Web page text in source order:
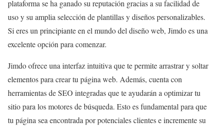
plataforma se ha ganado su reputación gracias a su facilidad de
uso y su amplia selección de plantillas y diseños personalizables.
Si eres un principiante en el mundo del diseño web, Jimdo es una
excelente opción para comenzar.
Jimdo ofrece una interfaz intuitiva que te permite arrastrar y soltar
elementos para crear tu página web. Además, cuenta con
herramientas de SEO integradas que te ayudarán a optimizar tu
sitio para los motores de búsqueda. Esto es fundamental para que
tu página sea encontrada por potenciales clientes e incremente su